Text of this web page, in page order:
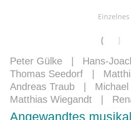
Peter Gülke Hans-
Thomas Seedorf
Andreas Traub
Michael
Matthias Wiegandt
Angewandtes